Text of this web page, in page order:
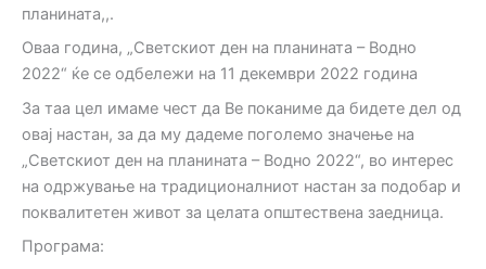
планината,,.
Оваа година, „Светскиот ден на планината – Водно
2022“ ќе се одбележи на 11 декември 2022 година
За таа цел имаме чест да Ве поканиме да бидете дел од
овај настан, за да му дадеме поголемо значење на
„Светскиот ден на планината – Водно 2022“, во интерес
на одржување на традиционалниот настан за подобар и
поквалитетен живот за целата општествена заедница.
Програма: